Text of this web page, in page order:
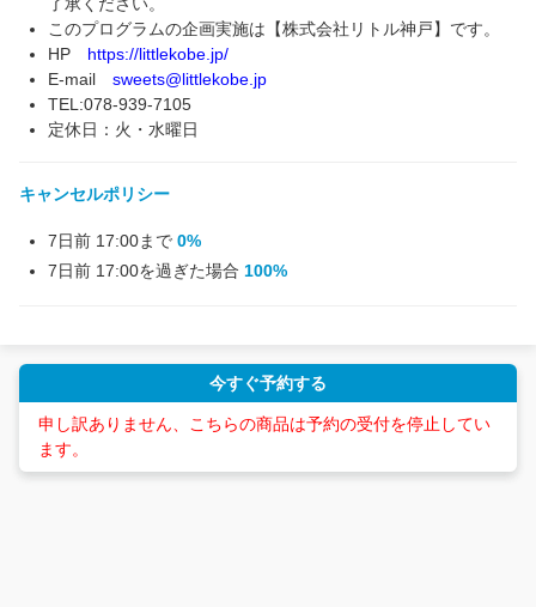
このプログラムの企画実施は【株式会社リトル神戸】です。
HP https://littlekobe.jp/
E-mail sweets@littlekobe.jp
TEL:078-939-7105
定休日：火・水曜日
キャンセルポリシー
7日前 17:00まで 0%
7日前 17:00を過ぎた場合 100%
今すぐ予約する
申し訳ありません、こちらの商品は予約の受付を停止してい
ます。